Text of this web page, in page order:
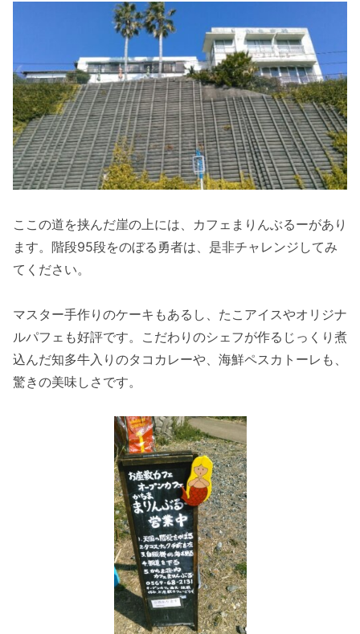
ここの道を挟んだ崖の上には、カフェまりんぶるーがあり
ます。階段95段をのぼる勇者は、是非チャレンジしてみ
てください。
マスター手作りのケーキもあるし、たこアイスやオリジナ
ルパフェも好評です。こだわりのシェフが作るじっくり煮
込んだ知多牛入りのタコカレーや、海鮮ペスカトーレも、
驚きの美味しさです。